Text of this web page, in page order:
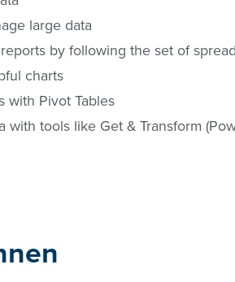
large data
by following the set of
charts
with Pivot Tables
with tools like Get & Transform